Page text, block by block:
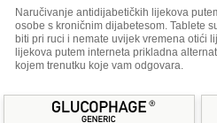
Naručivanje antidijabetičkih lijekova
osobe s kroničnim dijabetesom. Tablete
biti pri ruci i nemate uvijek vremena otići
lijekova putem interneta prikladna
kojem trenutku koje vam odgovara.